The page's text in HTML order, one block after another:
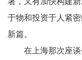
于物和投资于人紧
新篇。
在上海那次座